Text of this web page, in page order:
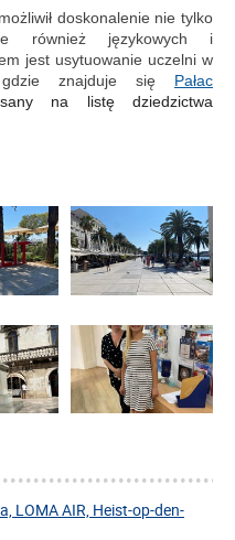
doskonalenie nie tylko
również językowych i
jest usytuowanie uczelni w
gdzie znajduje się Pałac
na listę dziedzictwa
LOMA AIR, Heist-op-den-